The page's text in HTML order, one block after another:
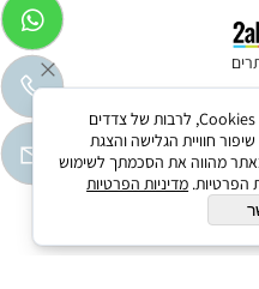
לידיעתך, באתרנו נעשה שימוש בקבצי Cookies, לרבות של צדדים
חוויית הגלישה והצגת
מהווה את הסכמתך לשימוש
הפרטיות. מדיניות הפרטיות